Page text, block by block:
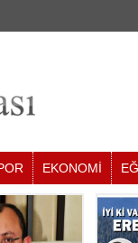
EKONOMİ